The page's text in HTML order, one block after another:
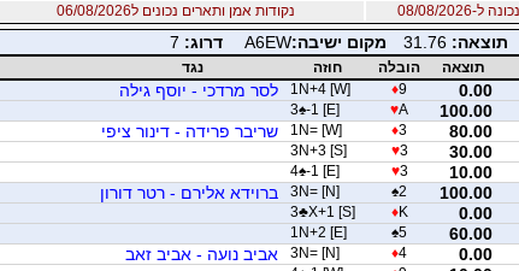
08/2026
נקודות אמן ותארים נכונים ל06/08/2026
תוצאה:31.76 מקום ישיבה:A6EW דרוג: 7
תוצאה הובלה חוזה
נגד
0.00
♦9
1N+4 [W] לסר מרדכי - יוסף גילה
100.00
♥A
3♠-1 [E]
80.00
♦3
1N= [W] שריבר פרידה - דינור ציפי
30.00
♥3
3N+3 [S]
10.00
♥3
4♠-1 [E]
100.00
♠2
3N= [N] ברוידא אלירם - רטר דורון
0.00
♦K
3♣X+1 [S]
60.00
♠5
1N+2 [E]
0.00
♦4
3N= [N] אביב נועה - אביב זאב